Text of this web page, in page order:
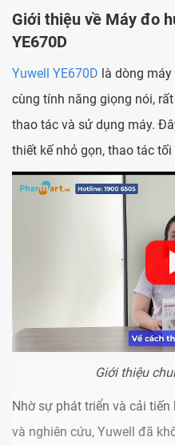
Giới thiệu về Máy đo
YE670D
Yuwell YE670D là dòng
cùng tính năng giọng nói,
thao tác và sử dụng máy.
thiết kế nhỏ gọn, thao tác
Giới thiệu
Nhờ sự phát triển và cải
và nghiên cứu, Yuwell đã